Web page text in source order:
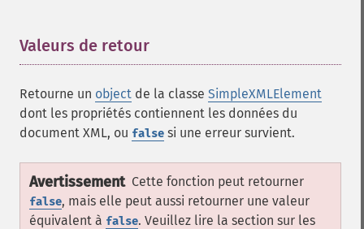
Valeurs de retour
Retourne un object de la classe SimpleXMLElement
dont les propriétés contiennent les données du
document XML, ou false si une erreur survient.
Avertissement Cette fonction peut retourner
false, mais elle peut aussi retourner une valeur
équivalent à false. Veuillez lire la section sur les